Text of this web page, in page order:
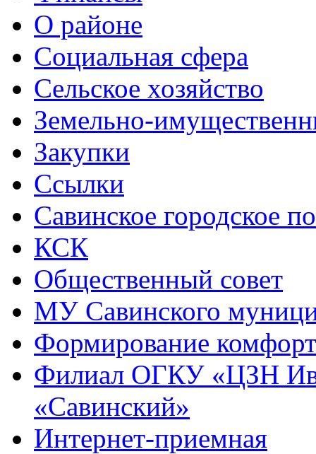
О районе
Социальная сфера
Сельское хозяйство
Земельно-
Закупки
Ссылки
Савинское городское
КСК
Общественный совет
МУ Савинского
Формирование
Филиал ОГКУ «ЦЗН
«Савинский»
Интернет-приемная